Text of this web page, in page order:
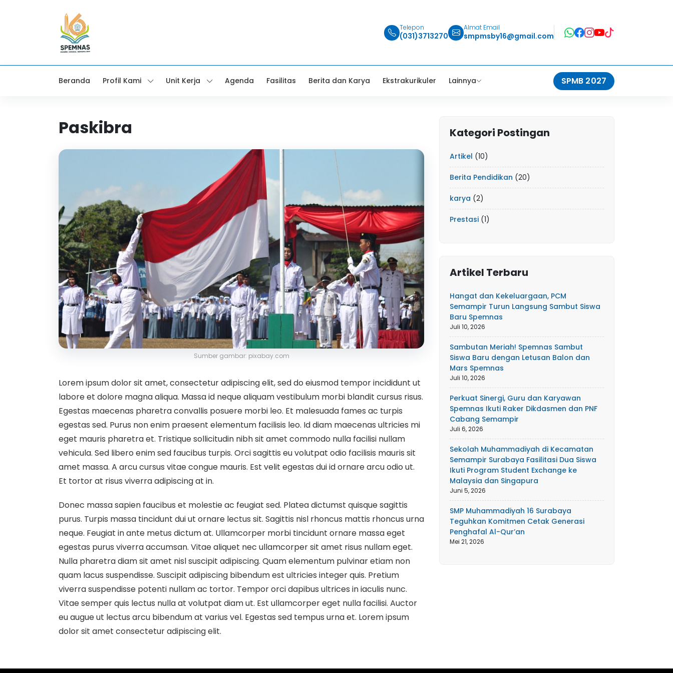
Telepon
(031)3713270
Almat Email
smpmsby16@gmail.com
Beranda Profil Kami Unit Kerja Agenda Fasilitas Berita dan Karya Ekstrakurikuler Lainnya SPMB 2027
Paskibra
Sumber gambar: pixabay.com
Lorem ipsum dolor sit amet, consectetur adipiscing elit, sed do eiusmod tempor incididunt ut
labore et dolore magna aliqua. Massa id neque aliquam vestibulum morbi blandit cursus risus.
Egestas maecenas pharetra convallis posuere morbi leo. Et malesuada fames ac turpis
egestas sed. Purus non enim praesent elementum facilisis leo. Id diam maecenas ultricies mi
eget mauris pharetra et. Tristique sollicitudin nibh sit amet commodo nulla facilisi nullam
vehicula. Sed libero enim sed faucibus turpis. Orci sagittis eu volutpat odio facilisis mauris sit
amet massa. A arcu cursus vitae congue mauris. Est velit egestas dui id ornare arcu odio ut.
Et tortor at risus viverra adipiscing at in.
Donec massa sapien faucibus et molestie ac feugiat sed. Platea dictumst quisque sagittis
purus. Turpis massa tincidunt dui ut ornare lectus sit. Sagittis nisl rhoncus mattis rhoncus urna
neque. Feugiat in ante metus dictum at. Ullamcorper morbi tincidunt ornare massa eget
egestas purus viverra accumsan. Vitae aliquet nec ullamcorper sit amet risus nullam eget.
Nulla pharetra diam sit amet nisl suscipit adipiscing. Quam elementum pulvinar etiam non
quam lacus suspendisse. Suscipit adipiscing bibendum est ultricies integer quis. Pretium
viverra suspendisse potenti nullam ac tortor. Tempor orci dapibus ultrices in iaculis nunc.
Vitae semper quis lectus nulla at volutpat diam ut. Est ullamcorper eget nulla facilisi. Auctor
eu augue ut lectus arcu bibendum at varius vel. Egestas sed tempus urna et. Lorem ipsum
dolor sit amet consectetur adipiscing elit.
Kategori Postingan
Artikel (10)
Berita Pendidikan (20)
karya (2)
Prestasi (1)
Artikel Terbaru
Hangat dan Kekeluargaan, PCM
Semampir Turun Langsung Sambut Siswa
Baru Spemnas
Juli 10, 2026
Sambutan Meriah! Spemnas Sambut
Siswa Baru dengan Letusan Balon dan
Mars Spemnas
Juli 10, 2026
Perkuat Sinergi, Guru dan Karyawan
Spemnas Ikuti Raker Dikdasmen dan PNF
Cabang Semampir
Juli 6, 2026
Sekolah Muhammadiyah di Kecamatan
Semampir Surabaya Fasilitasi Dua Siswa
Ikuti Program Student Exchange ke
Malaysia dan Singapura
Juni 5, 2026
SMP Muhammadiyah 16 Surabaya
Teguhkan Komitmen Cetak Generasi
Penghafal Al-Qur’an
Mei 21, 2026